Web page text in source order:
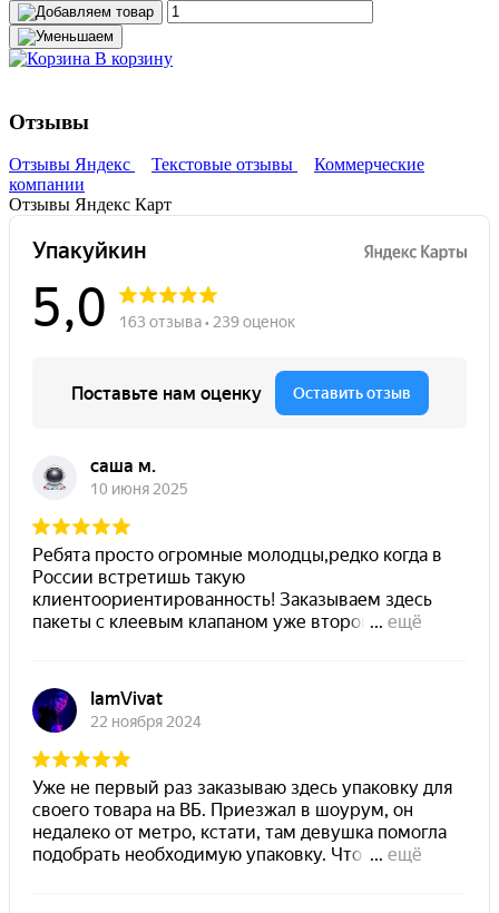
В корзину
Отзывы
Отзывы Яндекс Текстовые отзывы
Коммерческие
компании
Отзывы Яндекс Карт